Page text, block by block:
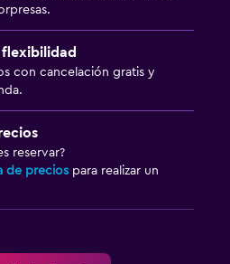
flexibilidad
con cancelación gratis y
reservar?
de precios para realizar un